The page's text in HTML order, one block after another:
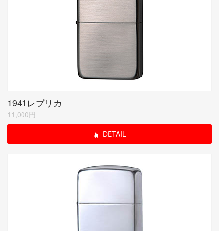
1941レプリカ
11,000円
DETAIL